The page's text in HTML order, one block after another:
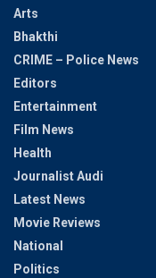
Arts
Bhakthi
CRIME – Police News
Editors
Entertainment
Film News
Health
Journalist Audi
Latest News
Movie Reviews
National
Politics